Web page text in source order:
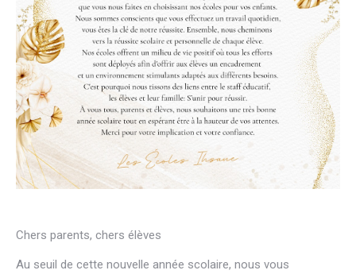
Chers parents, chers élèves
Au seuil de cette nouvelle année scolaire, nous vous